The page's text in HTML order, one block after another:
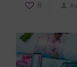
8